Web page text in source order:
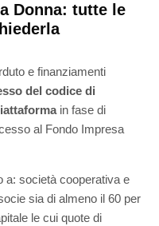
Donna: tutte le
e finanziamenti
del codice di
in fase di
al Fondo Impresa
a: società cooperativa e
sia di almeno il 60 per
le cui quote di